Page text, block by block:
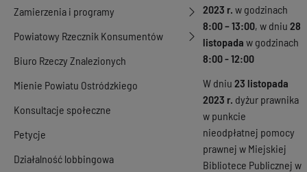
Zamierzenia i programy
Powiatowy Rzecznik Konsumentów
Biuro Rzeczy Znalezionych
Mienie Powiatu Ostródzkiego
Konsultacje społeczne
Petycje
Działalność lobbingowa
2023 r. w godzinach
8:00 – 13:00, w dniu 28
listopada w godzinach
8:00 - 12:00
W dniu 23 listopada
2023 r. dyżur prawnika
w punkcie
nieodpłatnej pomocy
prawnej w Miejskiej
Bibliotece Publicznej w